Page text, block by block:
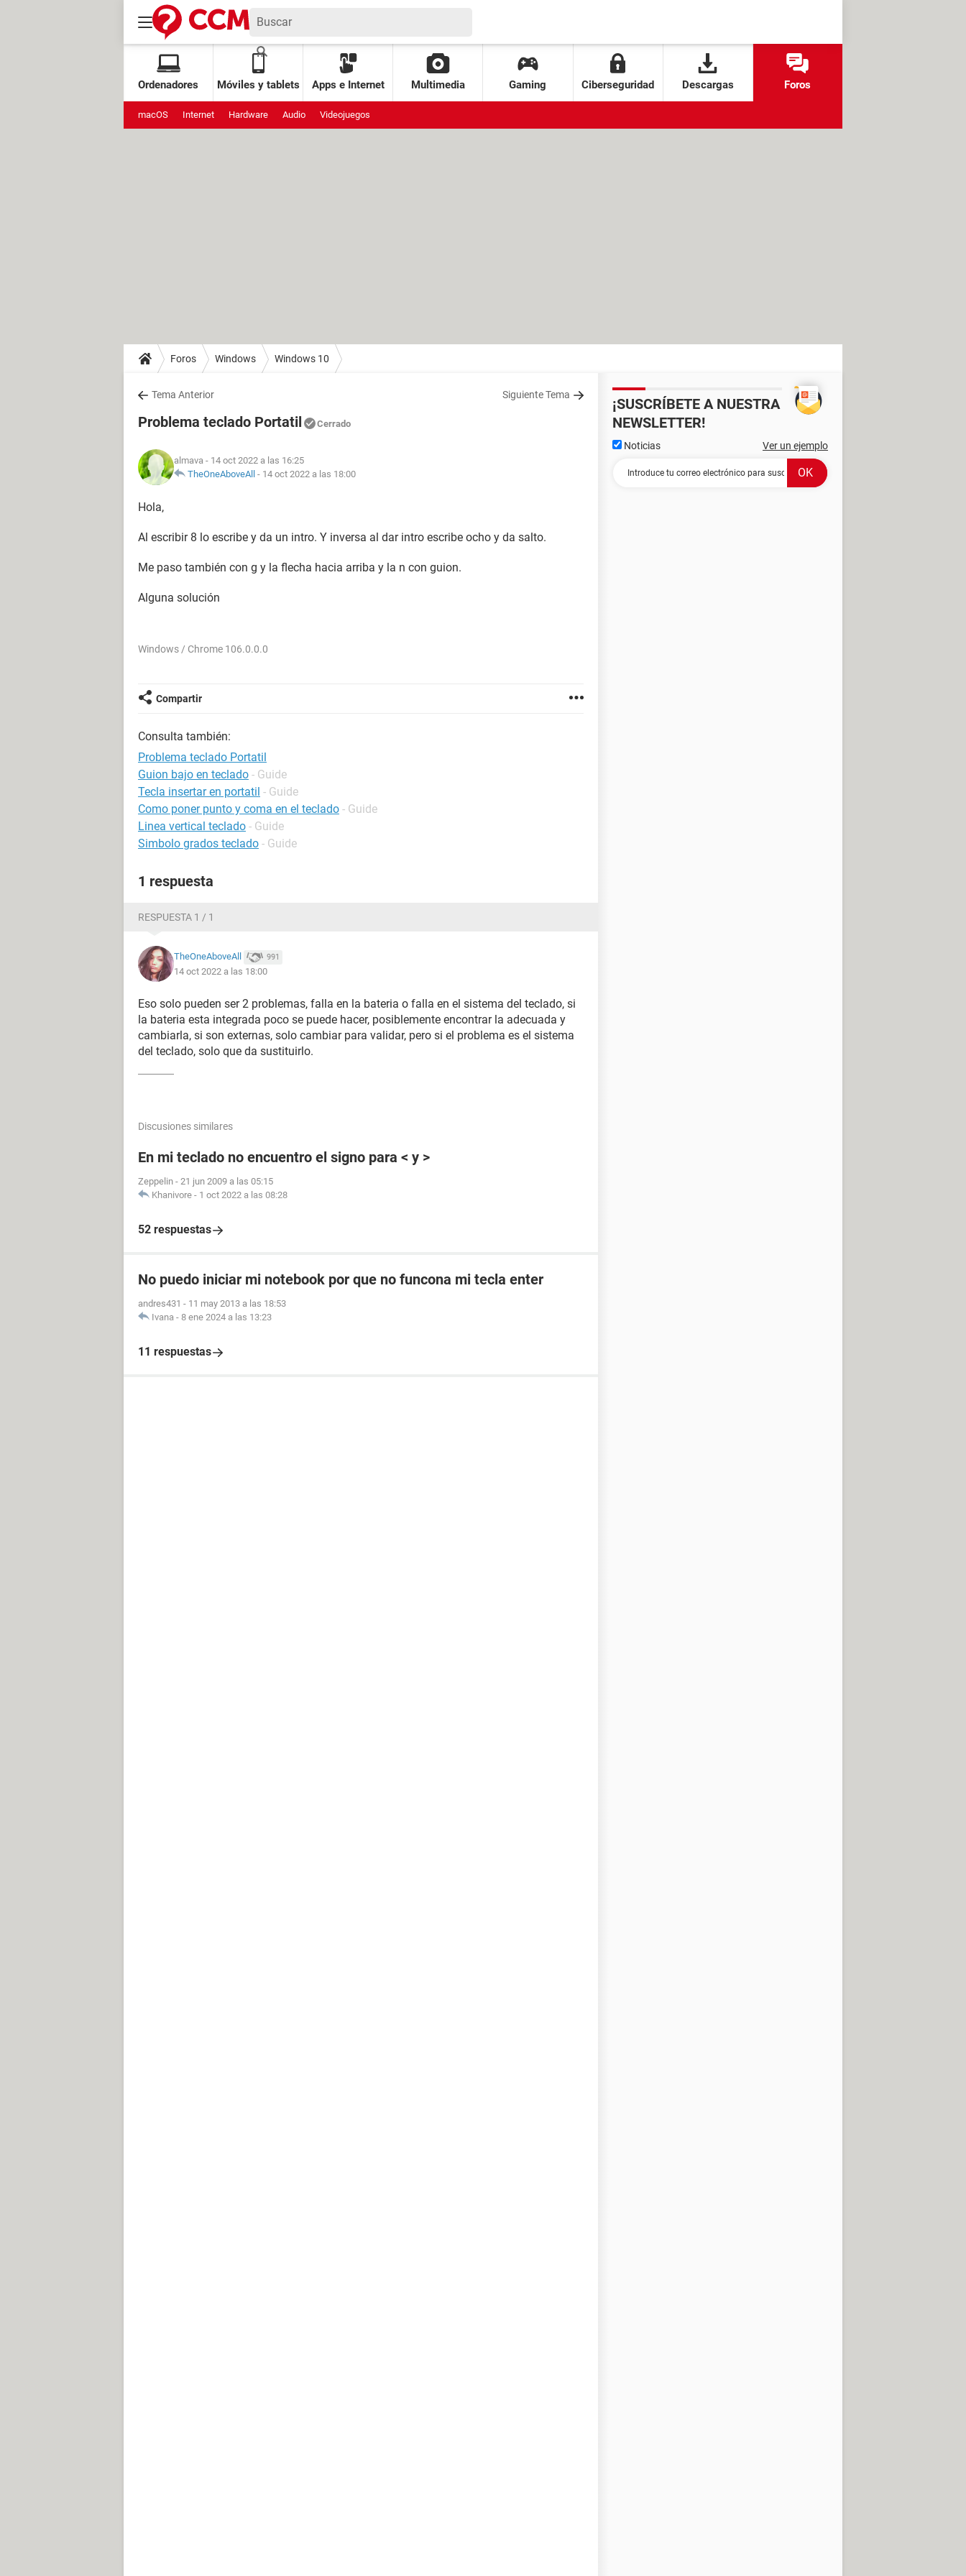
Ordenadores Móviles y tablets Apps e Internet Multimedia Gaming Ciberseguridad Descargas Foros
macOS Internet Hardware Audio Videojuegos
Foros Windows Windows 10
Tema Anterior Siguiente Tema
Problema teclado Portatil Cerrado
almava - 14 oct 2022 a las 16:25
TheOneAboveAll - 14 oct 2022 a las 18:00
Hola,
Al escribir 8 lo escribe y da un intro. Y inversa al dar intro escribe ocho y da salto.
Me paso también con g y la flecha hacia arriba y la n con guion.
Alguna solución
Windows / Chrome 106.0.0.0
Compartir
Consulta también:
Problema teclado Portatil
Guion bajo en teclado - Guide
Tecla insertar en portatil - Guide
Como poner punto y coma en el teclado - Guide
Linea vertical teclado - Guide
Simbolo grados teclado - Guide
1 respuesta
RESPUESTA 1 / 1
TheOneAboveAll 991
14 oct 2022 a las 18:00
Eso solo pueden ser 2 problemas, falla en la bateria o falla en el sistema del teclado, si
la bateria esta integrada poco se puede hacer, posiblemente encontrar la adecuada y
cambiarla, si son externas, solo cambiar para validar, pero si el problema es el sistema
del teclado, solo que da sustituirlo.
Discusiones similares
En mi teclado no encuentro el signo para < y >
Zeppelin - 21 jun 2009 a las 05:15
Khanivore - 1 oct 2022 a las 08:28
52 respuestas
No puedo iniciar mi notebook por que no funcona mi tecla enter
andres431 - 11 may 2013 a las 18:53
Ivana - 8 ene 2024 a las 13:23
11 respuestas
¡SUSCRÍBETE A NUESTRA
NEWSLETTER!
Noticias Ver un ejemplo